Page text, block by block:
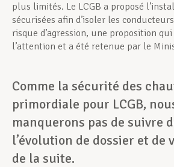
plus limités. Le LCGB a proposé
sécurisées afin d’isoler les
risque d’agression, une proposition
l’attention et a été retenue par le
Comme la sécurité des
primordiale pour LCGB,
manquerons pas de suivre
l’évolution de dossier et de
de la suite.